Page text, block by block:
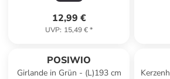
12,99 €
UVP: 15,49 €*
POSIWIO
Girlande in Grün - (L)193 cm